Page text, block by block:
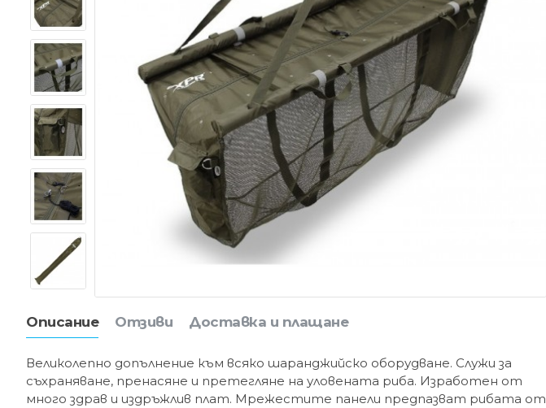
Описание Отзиви Доставка и плащане
Великолепно допълнение към всяко шаранджийско оборудване. Служи за
съхраняване, пренасяне и претегляне на уловената риба. Изработен от
много здрав и издръжлив плат. Мрежестите панели предпазват рибата от